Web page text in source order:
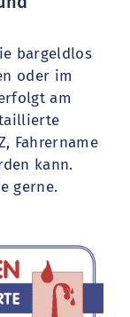
bargeldlos
oder im
am
Fahrername
kann.
gerne.